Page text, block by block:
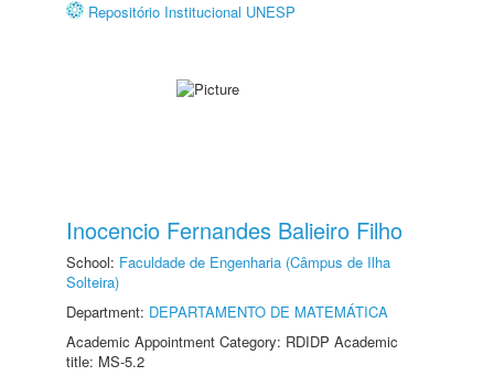
Repositório Institucional UNESP
Inocencio Fernandes Balieiro Filho
School: Faculdade de Engenharia (Câmpus de Ilha
Solteira)
Department: DEPARTAMENTO DE MATEMÁTICA
Academic Appointment Category: RDIDP Academic
title: MS-5.2